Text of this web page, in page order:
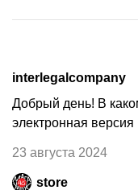
interlegalcompany
Добрый день! В
электронная версия
23 августа 2024
store